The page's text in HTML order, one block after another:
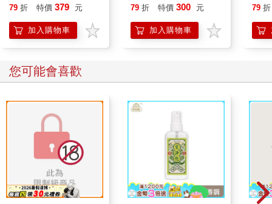
就告訴我這些事
79 折 特價 379 元
加入購物車
79 折 特價 300 元
加入購物車
行
「
學方
79 折
您可能會喜歡